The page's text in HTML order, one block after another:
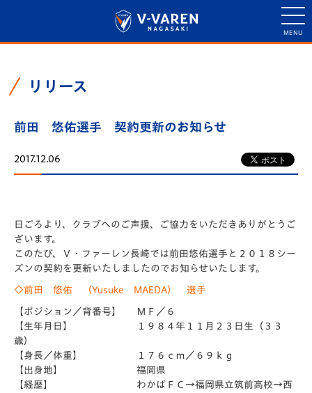
リリース
前田 悠佑選手 契約更新のお知らせ
2017.12.06
日ごろより、クラブへのご声援、ご協力をいただきありがとうご
ざいます。
このたび、Ｖ・ファーレン長崎では前田悠佑選手と２０１８シー
ズンの契約を更新いたしましたのでお知らせいたします。
◇前田 悠佑 （Yusuke MAEDA） 選手
【ポジション／背番号】 ＭＦ／６
【生年月日】 １９８４年１１月２３日生（３３
歳）
【身長／体重】 １７６ｃｍ／６９ｋｇ
【出身地】 福岡県
【経歴】 わかばＦＣ→福岡県立筑前高校→西